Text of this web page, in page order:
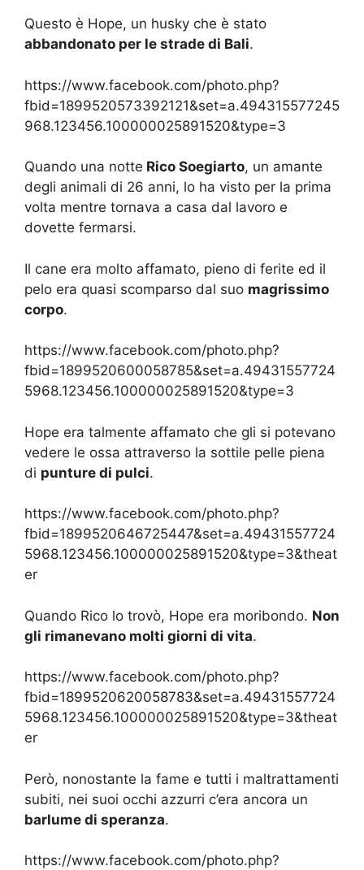
Questo è Hope, un husky che è stato
abbandonato per le strade di Bali.
https://www.facebook.com/photo.php?
fbid=1899520573392121&set=a.494315577245
968.123456.100000025891520&type=3
Quando una notte Rico Soegiarto, un amante
degli animali di 26 anni, lo ha visto per la prima
volta mentre tornava a casa dal lavoro e
dovette fermarsi.
Il cane era molto affamato, pieno di ferite ed il
pelo era quasi scomparso dal suo magrissimo
corpo.
https://www.facebook.com/photo.php?
fbid=1899520600058785&set=a.49431557724
5968.123456.100000025891520&type=3
Hope era talmente affamato che gli si potevano
vedere le ossa attraverso la sottile pelle piena
di punture di pulci.
https://www.facebook.com/photo.php?
fbid=1899520646725447&set=a.49431557724
5968.123456.100000025891520&type=3&theat
er
Quando Rico lo trovò, Hope era moribondo. Non
gli rimanevano molti giorni di vita.
https://www.facebook.com/photo.php?
fbid=1899520620058783&set=a.49431557724
5968.123456.100000025891520&type=3&theat
er
Però, nonostante la fame e tutti i maltrattamenti
subiti, nei suoi occhi azzurri c’era ancora un
barlume di speranza.
https://www.facebook.com/photo.php?